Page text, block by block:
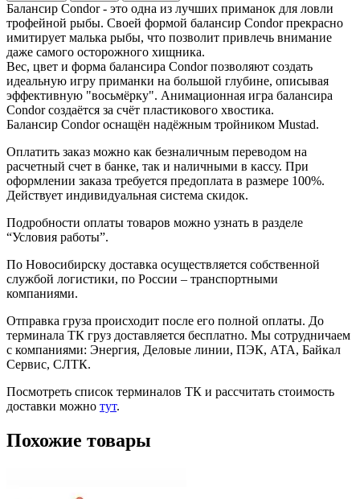
Балансир Condor - это одна из лучших приманок для ловли
трофейной рыбы. Своей формой балансир Condor прекрасно
имитирует малька рыбы, что позволит привлечь внимание
даже самого осторожного хищника.
Вес, цвет и форма балансира Condor позволяют создать
идеальную игру приманки на большой глубине, описывая
эффективную "восьмёрку". Анимационная игра балансира
Condor создаётся за счёт пластикового хвостика.
Балансир Condor оснащён надёжным тройником Mustad.
Оплатить заказ можно как безналичным переводом на
расчетный счет в банке, так и наличными в кассу. При
оформлении заказа требуется предоплата в размере 100%.
Действует индивидуальная система скидок.
Подробности оплаты товаров можно узнать в разделе
“Условия работы”.
По Новосибирску доставка осуществляется собственной
службой логистики, по России – транспортными
компаниями.
Отправка груза происходит после его полной оплаты. До
терминала ТК груз доставляется бесплатно. Мы сотрудничаем
с компаниями: Энергия, Деловые линии, ПЭК, АТА, Байкал
Сервис, СЛТК.
Посмотреть список терминалов ТК и рассчитать стоимость
доставки можно тут.
Похожие товары